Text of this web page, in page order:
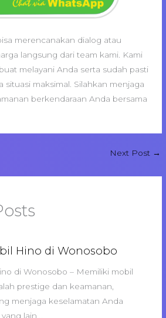
merencanakan dialog atau
langsung dari team kami. Kami
melayani Anda serta sudah pasti
situasi maksimal. Silahkan menjaga
berkendaraan Anda bersama
Next Post →
Hino di Wonosobo
di Wonosobo – Memiliki mobil
prestige dan keamanan,
menjaga keselamatan Anda
lain.…